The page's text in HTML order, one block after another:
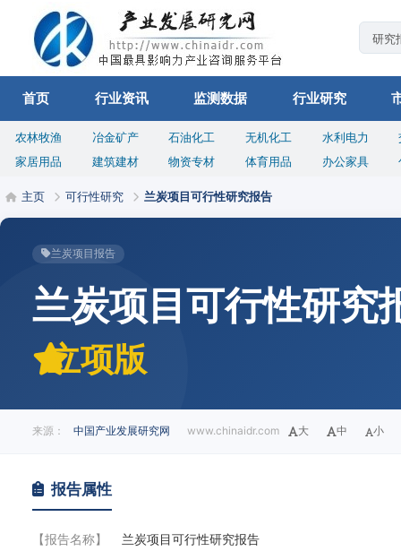
首页 行业资讯 监测数据 行业研究
农林牧渔 冶金矿产 石油化工 无机化工 水利电力
家居用品
建筑建材 物资专材 体育用品 办公家具
主页 可行性研究 兰炭项目可行性研究报告
兰炭项目报告
兰炭项目可行性研究
立项版
来源： 中国产业发展研究网 www.chinaidr.com 大 中 小
报告属性
【报告名称】
兰炭项目可行性研究报告